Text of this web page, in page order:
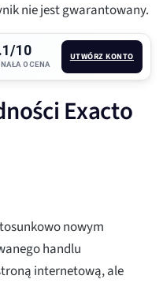
nie jest gwarantowany.
10
OCENA
UTWÓRZ KONTO
Exacto
nowym
handlu
internetową, ale